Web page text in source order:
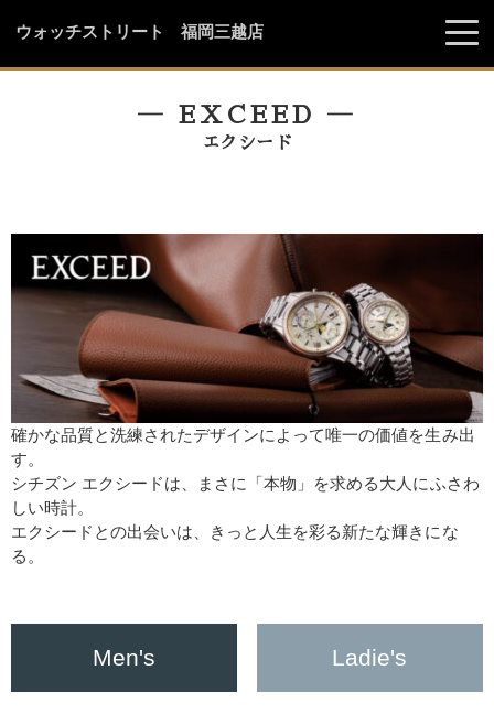
ウォッチストリート 福岡三越店
― EXCEED ―
エクシード
確かな品質と洗練されたデザインによって唯一の価値を生み出
す。
シチズン エクシードは、まさに「本物」を求める大人にふさわ
しい時計。
エクシードとの出会いは、きっと人生を彩る新たな輝きにな
る。
Men's Ladie's